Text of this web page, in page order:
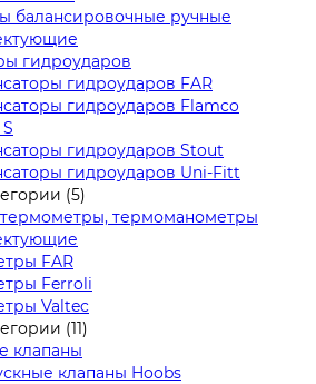
балансировочные ручные
гидроударов
гидроударов FAR
гидроударов Flamco
гидроударов Stout
гидроударов Uni-Fitt
(5)
термоманометры
FAR
Ferroli
Valtec
(11)
клапаны
клапаны Hoobs